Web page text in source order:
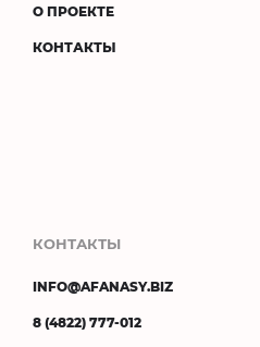
О ПРОЕКТЕ
КОНТАКТЫ
КОНТАКТЫ
INFO@AFANASY.BIZ
8 (4822) 777-012